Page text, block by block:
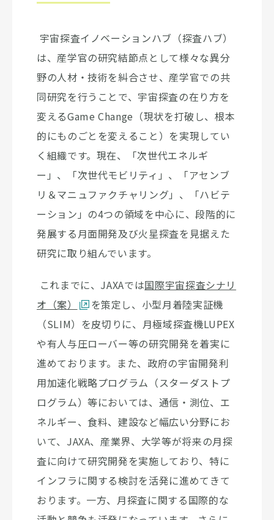
宇宙探査イノベーションハブ（探査ハブ）
は、産学官の研究結節点として様々な異分
野の人材・技術を糾合させ、産学官での共
同研究を行うことで、宇宙探査の在り方を
変えるGame Change（現状を打破し、根本
的にものごとを変えること）を実現してい
く組織です。現在、「次世代エネルギ
ー」、「次世代モビリティ」、「アセンブ
リ＆マニュファクチャリング」、「ハビテ
ーション」の4つの領域を中心に、段階的に
発展する月面開発及び火星探査を見据えた
研究に取り組んでいます。
これまでに、JAXAでは国際宇宙探査シナリ
オ（案）
を策定し、小型月着陸実証機
（SLIM）を皮切りに、月極域探査機LUPEX
や有人与圧ローバー等の研究開発を着実に
進めております。また、政府の宇宙開発利
用加速化戦略プログラム（スターダストプ
ログラム）等においては、通信・測位、エ
ネルギー、食料、建設など幅広い分野にお
いて、JAXA、産業界、大学等が将来の月探
査に向けて研究開発を実施しており、特に
インフラに関する検討を活発に進めてきて
おります。一方、月探査に関する国際的な